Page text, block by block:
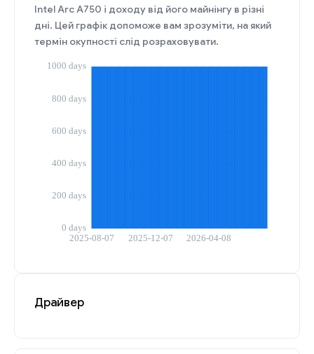
Intel Arc A750 і доходу від його майнінгу в різні
дні. Цей графік допоможе вам зрозуміти, на який
термін окупності слід розраховувати.
Драйвер